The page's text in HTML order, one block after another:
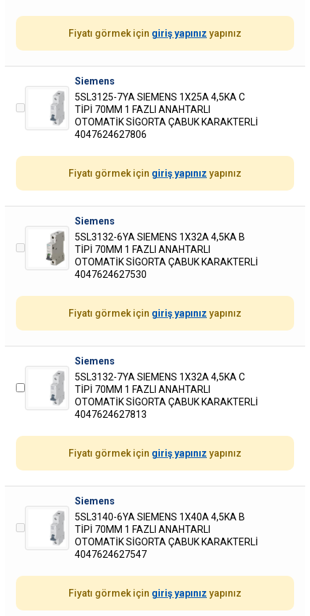
Fiyatı görmek için giriş yapınız yapınız
Siemens
5SL3125-7YA SIEMENS 1X25A 4,5KA C
TİPİ 70MM 1 FAZLI ANAHTARLI
OTOMATİK SİGORTA ÇABUK KARAKTERLİ
4047624627806
Fiyatı görmek için giriş yapınız yapınız
Siemens
5SL3132-6YA SIEMENS 1X32A 4,5KA B
TİPİ 70MM 1 FAZLI ANAHTARLI
OTOMATİK SİGORTA ÇABUK KARAKTERLİ
4047624627530
Fiyatı görmek için giriş yapınız yapınız
Siemens
5SL3132-7YA SIEMENS 1X32A 4,5KA C
TİPİ 70MM 1 FAZLI ANAHTARLI
OTOMATİK SİGORTA ÇABUK KARAKTERLİ
4047624627813
Fiyatı görmek için giriş yapınız yapınız
Siemens
5SL3140-6YA SIEMENS 1X40A 4,5KA B
TİPİ 70MM 1 FAZLI ANAHTARLI
OTOMATİK SİGORTA ÇABUK KARAKTERLİ
4047624627547
Fiyatı görmek için giriş yapınız yapınız